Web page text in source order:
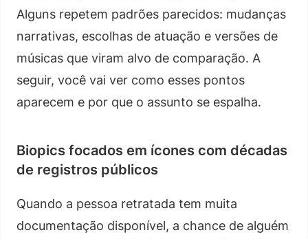
Alguns repetem padrões parecidos: mudanças
narrativas, escolhas de atuação e versões de
músicas que viram alvo de comparação. A
seguir, você vai ver como esses pontos
aparecem e por que o assunto se espalha.
Biopics focados em ícones com décadas
de registros públicos
Quando a pessoa retratada tem muita
documentação disponível, a chance de alguém